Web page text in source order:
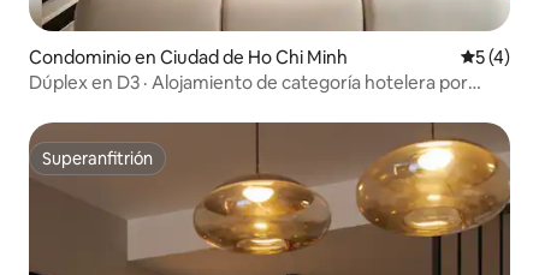
Condominio en Ciudad de Ho Chi Minh
5 (4)
Dúplex en D3 · Alojamiento de categoría hotelera por
Superanfitrión
Superanfitrión